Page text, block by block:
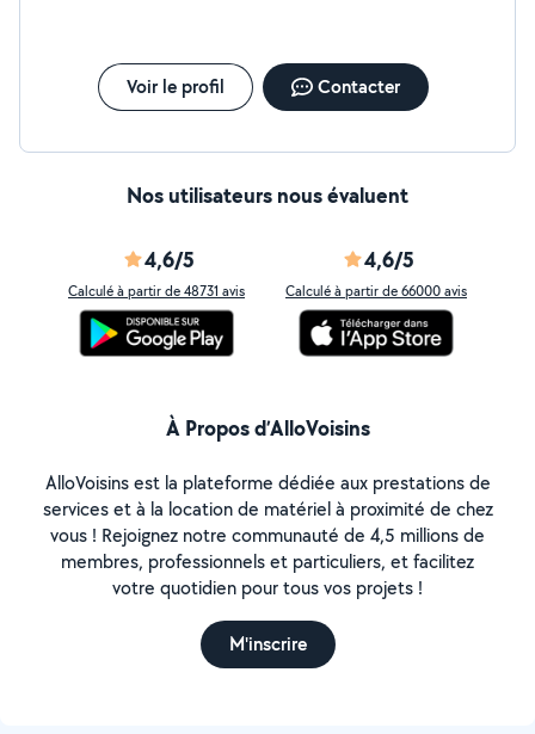
Voir le profil Contacter
Nos utilisateurs nous évaluent
4,6/5
Calculé à partir de 48731 avis
4,6/5
Calculé à partir de 66000 avis
À Propos d’AlloVoisins
AlloVoisins est la plateforme dédiée aux prestations de
services et à la location de matériel à proximité de chez
vous ! Rejoignez notre communauté de 4,5 millions de
membres, professionnels et particuliers, et facilitez
votre quotidien pour tous vos projets !
M'inscrire